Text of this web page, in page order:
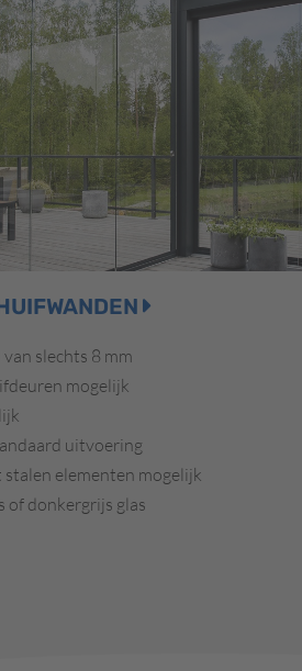
slechts 8 mm
mogelijk
uitvoering
elementen mogelijk
of donkergrijs glas